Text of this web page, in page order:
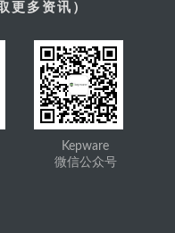
更多资讯）
Kepware
微信公众号